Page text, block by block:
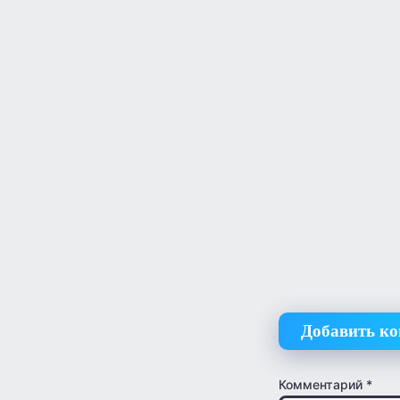
Добавить
Комментарий *